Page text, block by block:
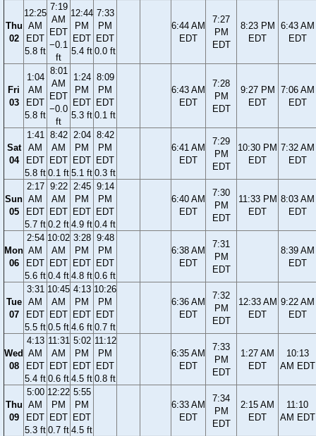
Thu
02
12:25
AM
EDT
5.8 ft
7:19
AM
EDT
−0.1
ft
12:44
PM
EDT
5.4 ft
7:33
PM
EDT
0.0 ft
6:44 AM
EDT
7:27
PM
EDT
8:23 PM
EDT
6:43 AM
EDT
Fri
03
1:04
AM
EDT
5.8 ft
8:01
AM
EDT
−0.0
ft
1:24
PM
EDT
5.3 ft
8:09
PM
EDT
0.1 ft
6:43 AM
EDT
7:28
PM
EDT
9:27 PM
EDT
7:06 AM
EDT
Sat
04
1:41
AM
EDT
5.8 ft
8:42
AM
EDT
0.1 ft
2:04
PM
EDT
5.1 ft
8:42
PM
EDT
0.3 ft
6:41 AM
EDT
7:29
PM
EDT
10:30 PM
EDT
7:32 AM
EDT
Sun
05
2:17
AM
EDT
5.7 ft
9:22
AM
EDT
0.2 ft
2:45
PM
EDT
4.9 ft
9:14
PM
EDT
0.4 ft
6:40 AM
EDT
7:30
PM
EDT
11:33 PM
EDT
8:03 AM
EDT
Mon
06
2:54
AM
EDT
5.6 ft
10:02
AM
EDT
0.4 ft
3:28
PM
EDT
4.8 ft
9:48
PM
EDT
0.6 ft
6:38 AM
EDT
7:31
PM
EDT
8:39 AM
EDT
Tue
07
3:31
AM
EDT
5.5 ft
10:45
AM
EDT
0.5 ft
4:13
PM
EDT
4.6 ft
10:26
PM
EDT
0.7 ft
6:36 AM
EDT
7:32
PM
EDT
12:33 AM
EDT
9:22 AM
EDT
Wed
08
4:13
AM
EDT
5.4 ft
11:31
AM
EDT
0.6 ft
5:02
PM
EDT
4.5 ft
11:12
PM
EDT
0.8 ft
6:35 AM
EDT
7:33
PM
EDT
1:27 AM
EDT
10:13
AM EDT
Thu
09
5:00
AM
EDT
5.3 ft
12:22
PM
EDT
0.7 ft
5:55
PM
EDT
4.5 ft
6:33 AM
EDT
7:34
PM
EDT
2:15 AM
EDT
11:10
AM EDT